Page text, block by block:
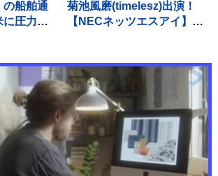
の船舶通
圧力の
菊池風磨(timelesz)出演！
【NECネッツエスアイ】